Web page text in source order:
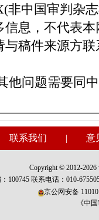
中国审判杂
息，不代表
稿件来源方
问题需要同
联系我们 | 意
Copyright © 2012-2026
100745 联系电话：010-
京公网安备
《中